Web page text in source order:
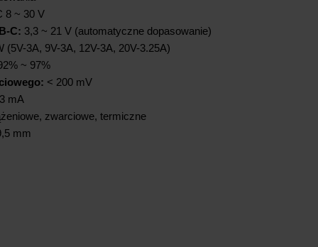
8 ~ 30 V
C: 3,3 ~ 21 V (automatyczne dopasowanie)
(5V-3A, 9V-3A, 12V-3A, 20V-3.25A)
~ 97%
< 200 mV
mA
zwarciowe, termiczne
mm